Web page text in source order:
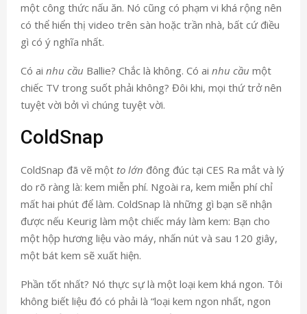
một công thức nấu ăn. Nó cũng có phạm vi khá rộng nên
có thể hiển thị video trên sàn hoặc trần nhà, bất cứ điều
gì có ý nghĩa nhất.
Có ai nhu cầu Ballie? Chắc là không. Có ai nhu cầu một
chiếc TV trong suốt phải không? Đôi khi, mọi thứ trở nên
tuyệt vời bởi vì chúng tuyệt vời.
ColdSnap
ColdSnap đã vẽ một to lớn đông đúc tại CES Ra mắt và lý
do rõ ràng là: kem miễn phí. Ngoài ra, kem miễn phí chỉ
mất hai phút để làm. ColdSnap là những gì bạn sẽ nhận
được nếu Keurig làm một chiếc máy làm kem: Bạn cho
một hộp hương liệu vào máy, nhấn nút và sau 120 giây,
một bát kem sẽ xuất hiện.
Phần tốt nhất? Nó thực sự là một loại kem khá ngon. Tôi
không biết liệu đó có phải là “loại kem ngon nhất, ngon